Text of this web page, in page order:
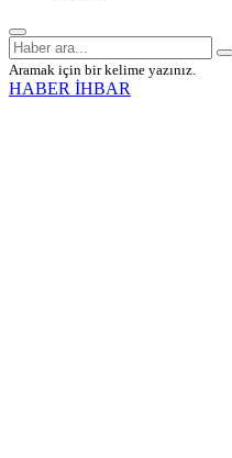
Aramak için bir kelime yazınız.
HABER İHBAR